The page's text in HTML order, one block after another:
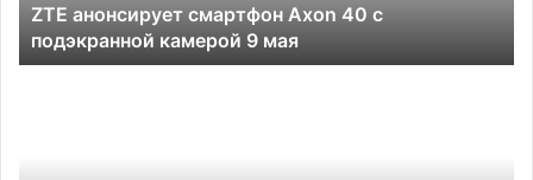
мая
ZTE анонсирует смартфон Axon 40 с
подэкранной камерой 9 мая